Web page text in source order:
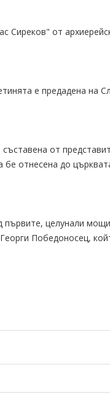
от
е предадена на
от
бе отнесена до
целунали
Победоносец,